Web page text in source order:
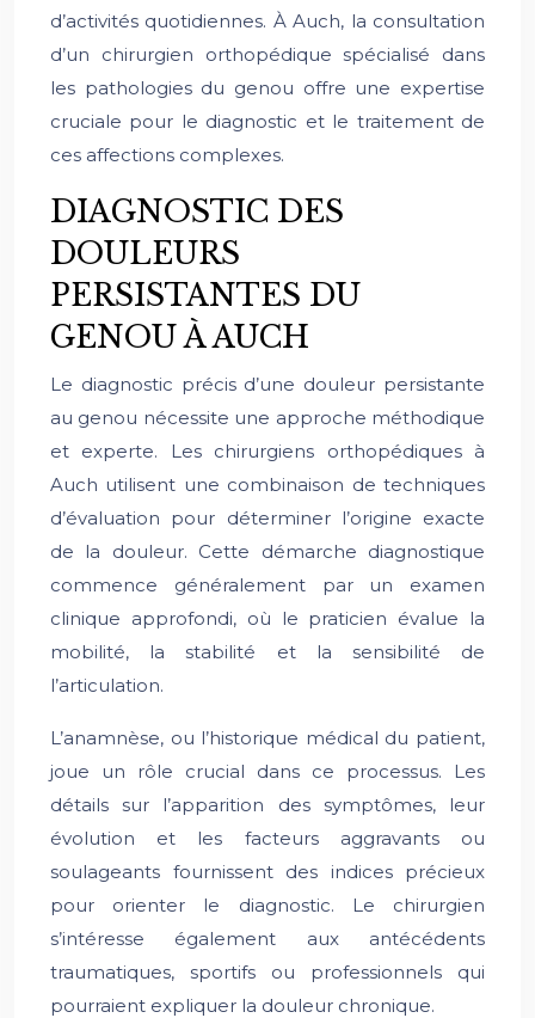
d’activités quotidiennes. À Auch, la consultation
d’un chirurgien orthopédique spécialisé dans
les pathologies du genou offre une expertise
cruciale pour le diagnostic et le traitement de
ces affections complexes.
DIAGNOSTIC DES
DOULEURS
PERSISTANTES DU
GENOU À AUCH
Le diagnostic précis d’une douleur persistante
au genou nécessite une approche méthodique
et experte. Les chirurgiens orthopédiques à
Auch utilisent une combinaison de techniques
d’évaluation pour déterminer l’origine exacte
de la douleur. Cette démarche diagnostique
commence généralement par un examen
clinique approfondi, où le praticien évalue la
mobilité, la stabilité et la sensibilité de
l’articulation.
L’anamnèse, ou l’historique médical du patient,
joue un rôle crucial dans ce processus. Les
détails sur l’apparition des symptômes, leur
évolution et les facteurs aggravants ou
soulageants fournissent des indices précieux
pour orienter le diagnostic. Le chirurgien
s’intéresse également aux antécédents
traumatiques, sportifs ou professionnels qui
pourraient expliquer la douleur chronique.